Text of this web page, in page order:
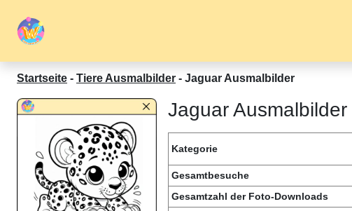
Startseite - Tiere Ausmalbilder - Jaguar Ausmalbilder
Jaguar
Kategorie
Gesamtbesuche
Gesamtzahl der Foto-Downloads